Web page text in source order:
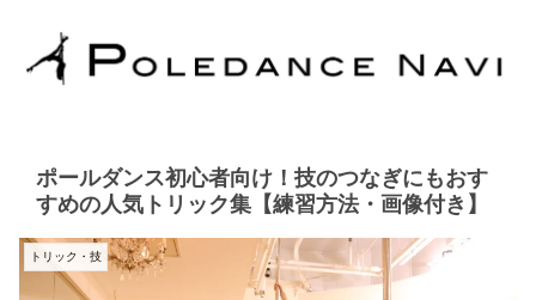
ポールダンス初心者向け！技のつなぎにもおす
すめの人気トリック集【練習方法・画像付き】
トリック・技